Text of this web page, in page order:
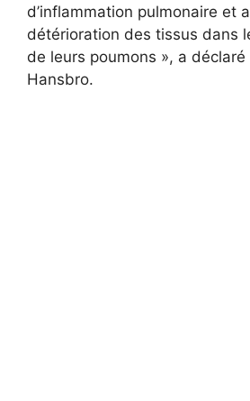
d’inflammation pulmonaire et
détérioration des tissus dans
de leurs poumons », a
Hansbro.